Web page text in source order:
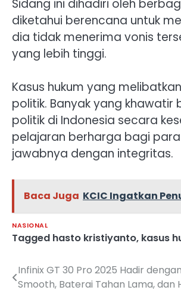
Sidang ini dihadiri oleh
diketahui berencana untuk
dia tidak menerima vonis
yang lebih tinggi.
Kasus hukum yang
politik. Banyak yang
politik di Indonesia secara
pelajaran berharga bagi
jawabnya dengan integritas.
Baca Juga KCIC Ingatkan
NASIONAL
Tagged hasto kristiyanto, kasus
Navigasi
Infinix GT 30 Pro 2025 Hadir
Smooth, Baterai Tahan Lama, dan